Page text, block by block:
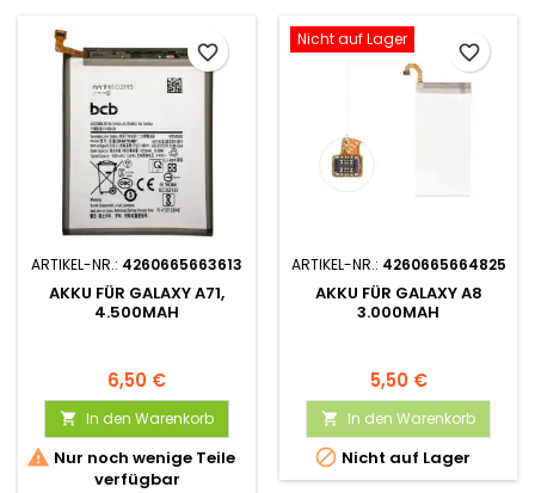
ARTIKEL-NR.: 4260665663613
AKKU FÜR GALAXY A71,
4.500MAH
6,50 €
 In den Warenkorb
 Nur noch wenige Teile
verfügbar
favorite_border
Nicht auf Lager
ARTIKEL-NR.: 4260665664825
AKKU FÜR GALAXY A8
3.000MAH
5,50 €
 In den Warenkorb
 Nicht auf Lager
favorite_border